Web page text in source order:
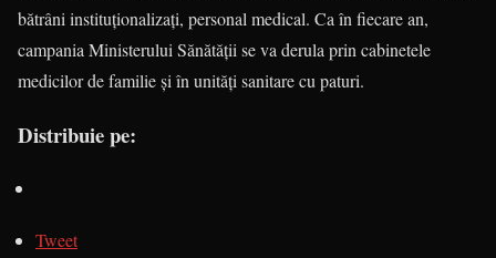
bătrâni instituționalizați, personal medical. Ca în fiecare an,
campania Ministerului Sănătăţii se va derula prin cabinetele
medicilor de familie şi în unităţi sanitare cu paturi.
Distribuie pe:
Tweet